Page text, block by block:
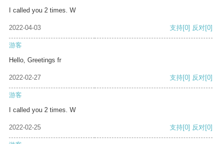
I called you 2 times. W
2022-04-03 支持[0] 反对[0]
游客
Hello, Greetings fr
2022-02-27 支持[0] 反对[0]
游客
I called you 2 times. W
2022-02-25 支持[0] 反对[0]